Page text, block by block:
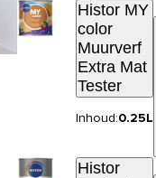
Histor MY
color
Muurverf
Extra Mat
Tester
Inhoud:0.25L
Histor